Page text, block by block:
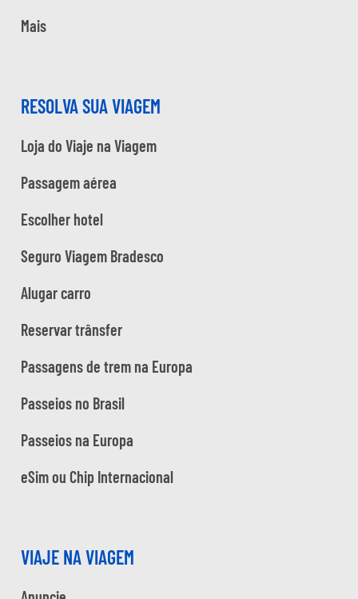
Mais
RESOLVA SUA VIAGEM
Loja do Viaje na Viagem
Passagem aérea
Escolher hotel
Seguro Viagem Bradesco
Alugar carro
Reservar trânsfer
Passagens de trem na Europa
Passeios no Brasil
Passeios na Europa
eSim ou Chip Internacional
VIAJE NA VIAGEM